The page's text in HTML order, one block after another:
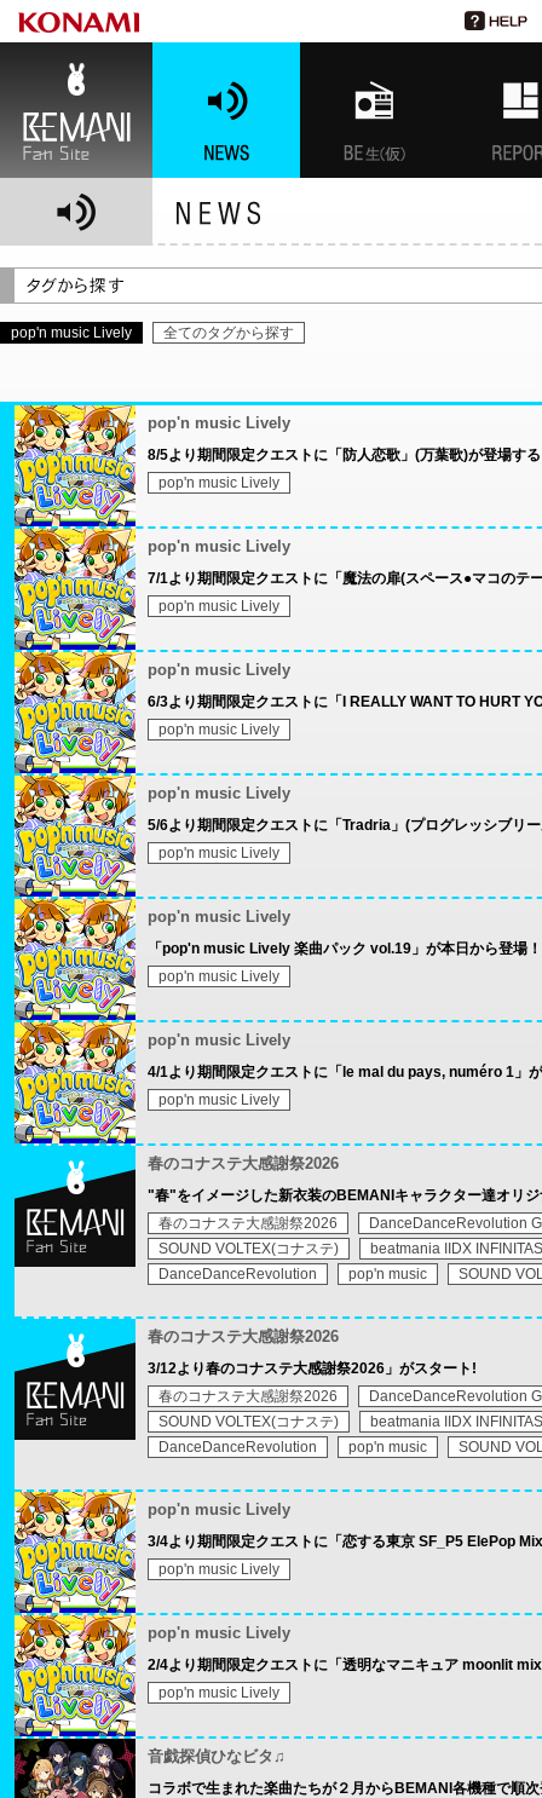
pop'n music Lively 全てのタグから探す
pop'n music Lively
8/5より期間限定クエストに「防人恋歌」(万葉歌)が登場す
pop'n music Lively
pop'n music Lively
7/1より期間限定クエストに「魔法の扉(スペース●マコのテ
pop'n music Lively
pop'n music Lively
6/3より期間限定クエストに「I REALLY WANT TO HURT
pop'n music Lively
pop'n music Lively
5/6より期間限定クエストに「Tradria」(プログレッシブリ
pop'n music Lively
pop'n music Lively
「pop'n music Lively 楽曲パック vol.19」が本日から登場！
pop'n music Lively
pop'n music Lively
4/1より期間限定クエストに「le mal du pays, numéro 1」
pop'n music Lively
春のコナステ大感謝祭2026
"春"をイメージした新衣装のBEMANIキャラクター達オリ
春のコナステ大感謝祭2026
DanceDanceRevolution
SOUND VOLTEX(コナステ)
beatmania IIDX INFINITAS
DanceDanceRevolution
pop'n music SOUND
春のコナステ大感謝祭2026
3/12より春のコナステ大感謝祭2026」がスタート!
春のコナステ大感謝祭2026
DanceDanceRevolution
SOUND VOLTEX(コナステ)
beatmania IIDX INFINITAS
DanceDanceRevolution
pop'n music SOUND
pop'n music Lively
3/4より期間限定クエストに「恋する東京 SF_P5 ElePop
pop'n music Lively
pop'n music Lively
2/4より期間限定クエストに「透明なマニキュア moonlit
pop'n music Lively
音戯探偵ひなビタ♫
コラボで生まれた楽曲たちが２月からBEMANI各機種で順